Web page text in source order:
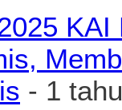
- 1